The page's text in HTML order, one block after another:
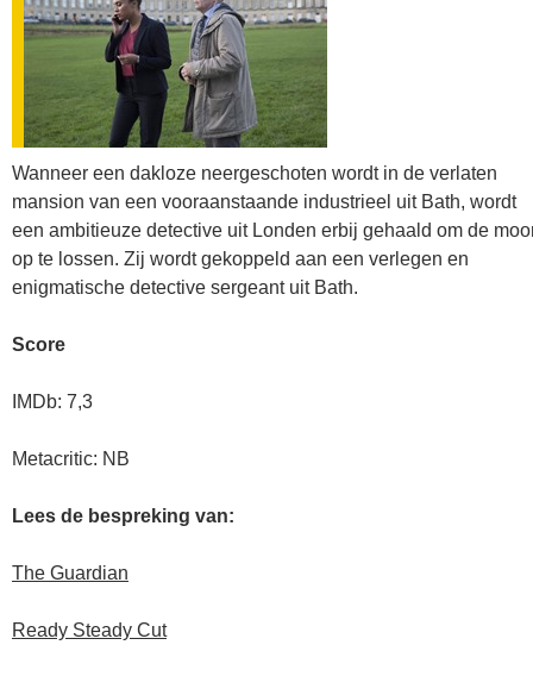
Wanneer een dakloze neergeschoten wordt in de verlaten
mansion van een vooraanstaande industrieel uit Bath, wordt
een ambitieuze detective uit Londen erbij gehaald om de
op te lossen. Zij wordt gekoppeld aan een verlegen en
enigmatische detective sergeant uit Bath.
Score
IMDb: 7,3
Metacritic: NB
Lees de bespreking van:
The Guardian
Ready Steady Cut